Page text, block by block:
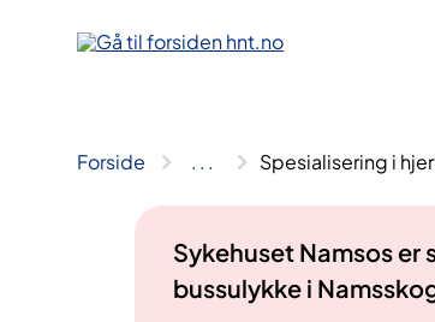
Forside .. . Spesialisering i
Sykehuset Namsos
bussulykke i